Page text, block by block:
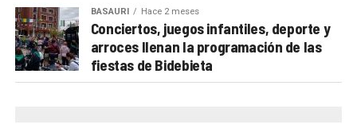
BASAURI Hace 2 meses
Conciertos, juegos infantiles, deporte y
arroces llenan la programación de las
fiestas de Bidebieta